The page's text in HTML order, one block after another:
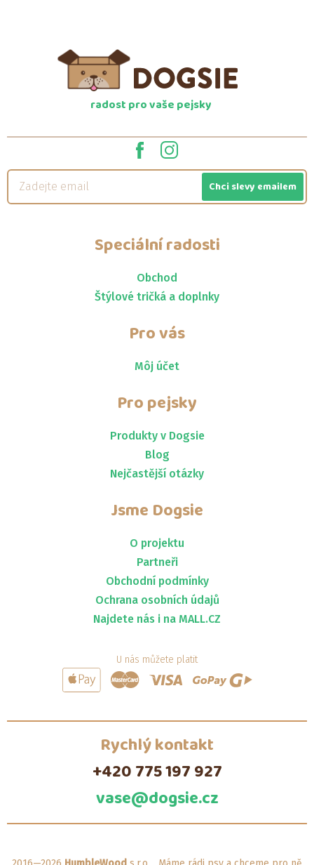
radost pro vaše pejsky
Chci slevy emailem
Speciální radosti
Obchod
Štýlové tričká a doplnky
Pro vás
Môj účet
Pro pejsky
Produkty v Dogsie
Blog
Nejčastější otázky
Jsme Dogsie
O projektu
Partneři
Obchodní podmínky
Ochrana osobních údajů
Najdete nás i na MALL.CZ
U nás můžete platit
Rychlý kontakt
+420 775 197 927
vase@dogsie.cz